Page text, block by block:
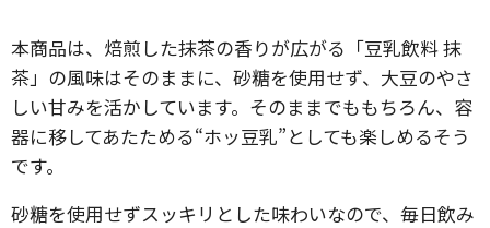
本商品は、焙煎した抹茶の香りが広がる「豆乳飲料 抹
茶」の風味はそのままに、砂糖を使用せず、大豆のやさ
しい甘みを活かしています。そのままでももちろん、容
器に移してあたためる“ホッ豆乳”としても楽しめるそう
です。
砂糖を使用せずスッキリとした味わいなので、毎日飲み